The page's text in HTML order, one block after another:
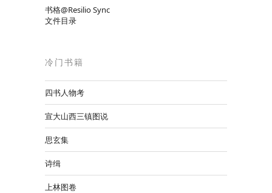
书格@Resilio Sync
文件目录
冷门书籍
四书人物考
宣大山西三镇图说
思玄集
诗缉
上林图卷